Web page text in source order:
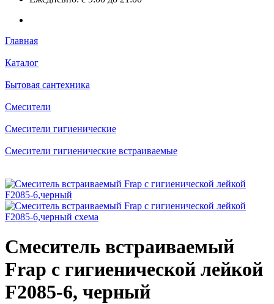
Главная
Каталог
Бытовая сантехника
Смесители
Смесители гигиенические
Смесители гигиенические встраиваемые
Смеситель встраиваемый
Frap с гигиенической лейкой
F2085-6, черный